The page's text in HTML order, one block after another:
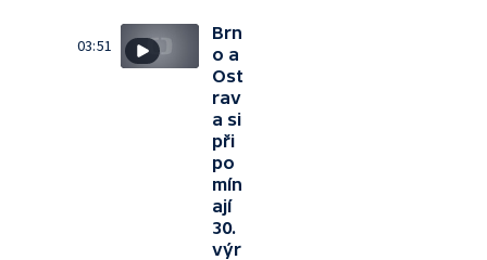
03:51
Brn
o a
Ost
rav
a si
při
po
mín
ají
30.
výr